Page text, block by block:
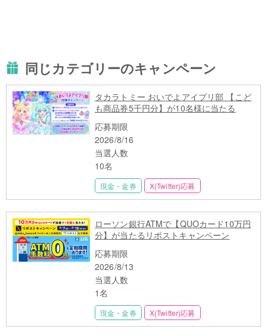
同じカテゴリーのキャンペーン
タカラトミー おいでよアイプリ部 【こど
も商品券5千円分】が10名様に当たる
応募期限
2026/8/16
当選人数
10名
現金・金券 X(Twitter)応募
ローソン銀行ATMで【QUOカード10万円
分】が当たるリポストキャンペーン
応募期限
2026/8/13
当選人数
1名
現金・金券 X(Twitter)応募